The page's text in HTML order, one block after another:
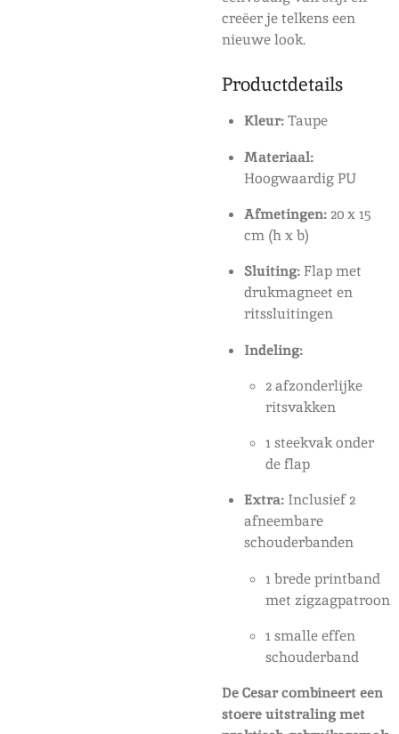
creëer je telkens een
nieuwe look.
Productdetails
Kleur:Taupe
Materiaal:
Hoogwaardig PU
Afmetingen:20 x 15
cm (h x b)
Sluiting:Flap met
drukmagneet en
ritssluitingen
Indeling:
2 afzonderlijke
ritsvakken
1 steekvak onder
de flap
Extra:Inclusief 2
afneembare
schouderbanden
1 brede printband
met zigzagpatroon
1 smalle effen
schouderband
De Cesar combineert een
stoere uitstraling met